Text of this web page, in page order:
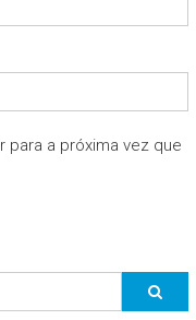
para a próxima vez que